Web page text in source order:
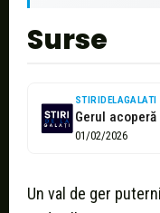
Surse
STIRIDELAGALATI
01/02/2026
Un val de ger